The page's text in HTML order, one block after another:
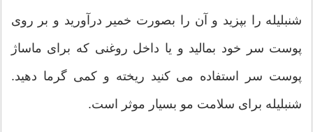
شنبلیله را بپزید و آن را بصورت خمیر درآورید و بر روی
پوست سر خود بمالید و یا داخل روغنی که برای ماساژ
پوست سر استفاده می کنید ریخته و کمی گرما دهید.
شنبلیله برای سلامت مو بسیار موثر است.